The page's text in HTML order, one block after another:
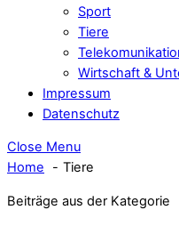
Sport
Tiere
Wirtschaft &
Impressum
Datenschutz
Close Menu
Home
Tiere
Beiträge aus der Kategorie